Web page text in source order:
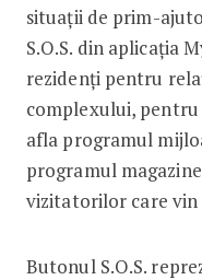
situații de prim-
S.O.S. din aplicația
rezidenți pentru
complexului,
afla programul
programul
vizitatorilor care vin
Butonul S.O.S.